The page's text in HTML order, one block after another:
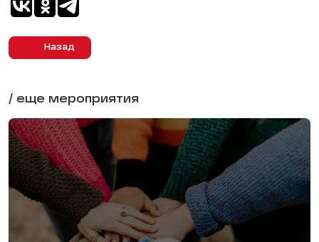
Назад
/ еще мероприятия